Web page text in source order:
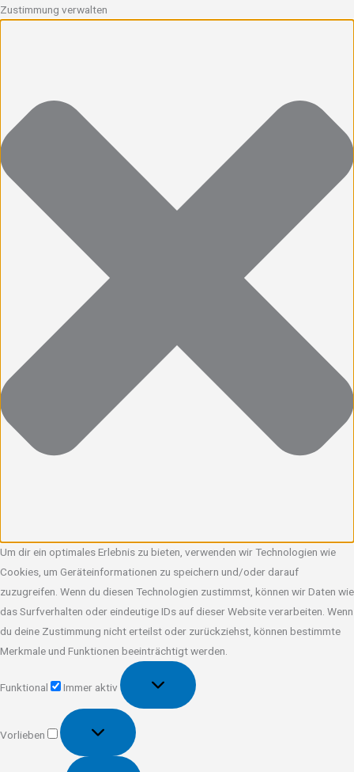
Zustimmung verwalten
Um dir ein optimales Erlebnis zu bieten, verwenden wir Technologien wie
Cookies, um Geräteinformationen zu speichern und/oder darauf
zuzugreifen. Wenn du diesen Technologien zustimmst, können wir Daten wie
das Surfverhalten oder eindeutige IDs auf dieser Website verarbeiten. Wenn
du deine Zustimmung nicht erteilst oder zurückziehst, können bestimmte
Merkmale und Funktionen beeinträchtigt werden.
Funktional
Immer aktiv
Vorlieben
Vorlieben
Statistiken